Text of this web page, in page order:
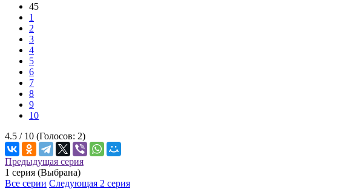
45
1
2
3
4
5
6
7
8
9
10
4.5 / 10 (Голосов: 2)
Предыдущая серия
1 серия (Выбрана)
Все серии Следующая 2 серия